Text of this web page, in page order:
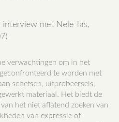
met Nele Tas,
verwachtingen om in het
te worden met
schetsen, uitprobeersels,
materiaal. Het biedt de
het niet aflatend zoeken van
van expressie of